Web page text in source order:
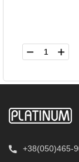
+38(050)465-